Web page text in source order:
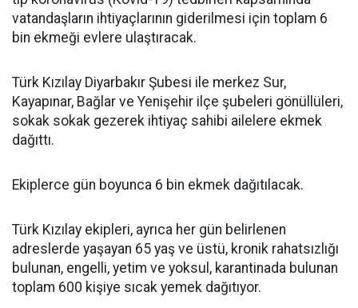
vatandaşların ihtiyaçlarının giderilmesi için toplam 6
bin ekmeği evlere ulaştıracak.
Türk Kızılay Diyarbakır Şubesi ile merkez Sur,
Kayapınar, Bağlar ve Yenişehir ilçe şubeleri gönüllüleri,
sokak sokak gezerek ihtiyaç sahibi ailelere ekmek
dağıttı.
Ekiplerce gün boyunca 6 bin ekmek dağıtılacak.
Türk Kızılay ekipleri, ayrıca her gün belirlenen
adreslerde yaşayan 65 yaş ve üstü, kronik rahatsızlığı
bulunan, engelli, yetim ve yoksul, karantinada bulunan
toplam 600 kişiye sıcak yemek dağıtıyor.